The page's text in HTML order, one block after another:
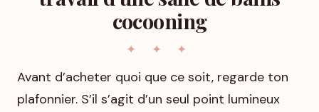
cocooning
Avant d’acheter quoi que ce soit, regarde ton
plafonnier. S’il s’agit d’un seul point lumineux